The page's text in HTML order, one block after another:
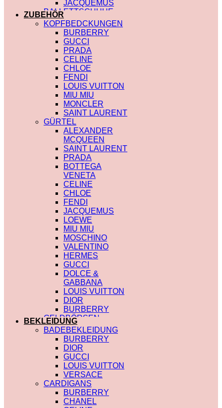
JACQUEMUS
BALLETTSCHUHE
LOUIS VUITTON
ZUBEHÖR
KOPFBEDCKUNGEN
BURBERRY
GUCCI
PRADA
CELINE
CHLOE
FENDI
LOUIS VUITTON
MIU MIU
MONCLER
SAINT LAURENT
GÜRTEL
ALEXANDER
MCQUEEN
SAINT LAURENT
PRADA
BOTTEGA
VENETA
CELINE
CHLOE
FENDI
JACQUEMUS
LOEWE
MIU MIU
MOSCHINO
VALENTINO
HERMES
GUCCI
DOLCE &
GABBANA
LOUIS VUITTON
DIOR
BURBERRY
GELDBÖRSEN
SAINT LAURENT
PRADA
HERMES
GUCCI
DIOR
CHLOE
FENDI
JACQUEMUS
CELINE
BEKLEIDUNG
BADEBEKLEIDUNG
BURBERRY
DIOR
GUCCI
LOUIS VUITTON
VERSACE
CARDIGANS
BURBERRY
CHANEL